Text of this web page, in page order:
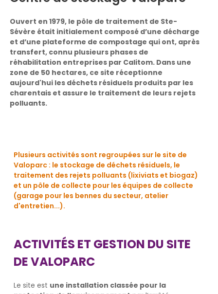
Ouvert en 1979, le pôle de traitement de Ste-
Sévère était initialement composé d’une décharge
et d’une plateforme de compostage qui ont, après
transfert, connu plusieurs phases de
réhabilitation entreprises par Calitom. Dans une
zone de 50 hectares, ce site réceptionne
aujourd'hui les déchets résiduels produits par les
charentais et assure le traitement de leurs rejets
polluants.
Plusieurs activités sont regroupées sur le site de
Valoparc : le stockage de déchets résiduels, le
traitement des rejets polluants (lixiviats et biogaz)
et un pôle de collecte pour les équipes de collecte
(garage pour les bennes du secteur, atelier
d'entretien...).
ACTIVITÉS ET GESTION DU SITE
DE VALOPARC
Le site est une installation classée pour la